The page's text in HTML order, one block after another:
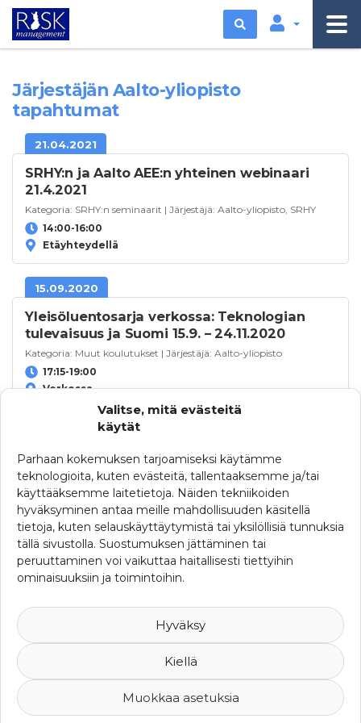
Valitse, mitä evästeitä
käytät
Parhaan kokemuksen tarjoamiseksi käytämme
teknologioita, kuten evästeitä, tallentaaksemme ja/tai
käyttääksemme laitetietoja. Näiden tekniikoiden
hyväksyminen antaa meille mahdollisuuden käsitellä
tietoja, kuten selauskäyttäytymistä tai yksilöllisiä tunnuksia
tällä sivustolla. Suostumuksen jättäminen tai
peruuttaminen voi vaikuttaa haitallisesti tiettyihin
ominaisuuksiin ja toimintoihin.
Hyväksy
Kiellä
Muokkaa asetuksia
Etsi
Järjestäjän Aalto-yliopisto
tapahtumat
21.04.2021
SRHY:n ja Aalto AEE:n yhteinen webinaari
21.4.2021
Kategoria: SRHY:n seminaarit | Järjestäjä: Aalto-yliopisto, SRHY
14:00-16:00
Etäyhteydellä
15.09.2020
Yleisöluentosarja verkossa: Teknologian
tulevaisuus ja Suomi 15.9. – 24.11.2020
Kategoria: Muut koulutukset | Järjestäjä: Aalto-yliopisto
17:15-19:00
Verkossa
14.06.2020
Peruttu, uusi päivä etsinnässäSociety for
Risk Analysis – Europen konferenssi
14.-17.6.2020 Espoossa
Kategoria:Muut koulutukset| Järjestäjä:Aalto-yliopisto
KATEGORIAT
Muut koulutukset
SRHY:n seminaarit
Yhdistyskokoukset
© 2007-2026 Suomen Riskienhallintayhdistys ry -Yksityisyys ja